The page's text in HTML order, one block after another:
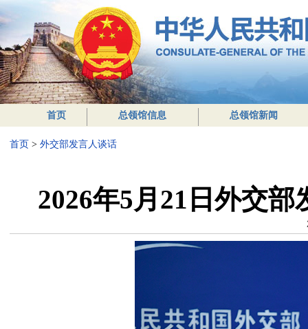
首页 总领馆信息 总领馆新闻
首页 > 外交部发言人谈话
2026年5月21日外交